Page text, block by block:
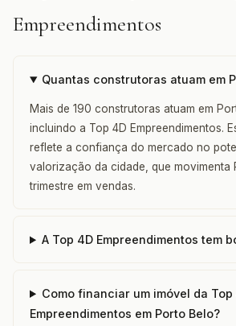
Empreendimentos
Quantas construtoras atuam em
Mais de 190 construtoras atuam em
incluindo a Top 4D Empreendimentos.
reflete a confiança do mercado no
valorização da cidade, que movimenta
trimestre em vendas.
A Top 4D Empreendimentos tem
Como financiar um imóvel da Top
Empreendimentos em Porto Belo?